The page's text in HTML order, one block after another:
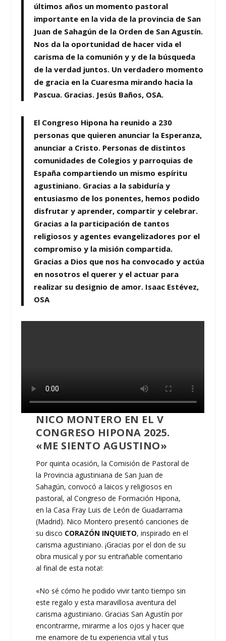
últimos años un momento pastoral
importante en la vida de la provincia de San
Juan de Sahagún de la Orden de San Agustín.
Nos da la oportunidad de hacer vida el
carisma de la comunión y y de la búsqueda
de la verdad juntos. Un verdadero momento
de gracia en la Cuaresma mirando hacia la
Pascua. Gracias. Jesús Baños, OSA.
El Congreso Hipona ha reunido a 230
personas que quieren anunciar la Esperanza,
anunciar a Cristo. Personas de distintos
comunidades de Colegios y parroquias de
España compartiendo un mismo espíritu
agustiniano. Gracias a la sabiduría y
entusiasmo de los ponentes, hemos podido
disfrutar y aprender, compartir y celebrar.
Gracias a la participación de tantos
religiosos y agentes evangelizadores por el
compromiso y la misión compartida.
Gracias a Dios que nos ha convocado y actúa
en nosotros el querer y el actuar para
realizar su designio de amor. Isaac Estévez,
OSA
NICO MONTERO EN EL V
CONGRESO HIPONA 2025.
«ME SIENTO AGUSTINO»
Por quinta ocasión, la Comisión de Pastoral de
la Provincia agustiniana de San Juan de
Sahagún, convocó a laicos y religiosos en
pastoral, al Congreso de Formación Hipona,
en la Casa Fray Luis de León de Guadarrama
(Madrid). Nico Montero presentó canciones de
su disco CORAZÓN INQUIETO, inspirado en el
carisma agustiniano. ¡Gracias por el don de su
obra musical y por su entrañable comentario
al final de esta nota!:
«No sé cómo he podido vivir tanto tiempo sin
este regalo y esta maravillosa aventura del
carisma agustiniano. Gracias San Agustín por
encontrarme, mirarme a los ojos y hacer que
me enamore de tu experiencia vital y tus